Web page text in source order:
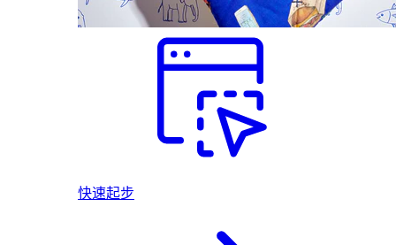
快速起步